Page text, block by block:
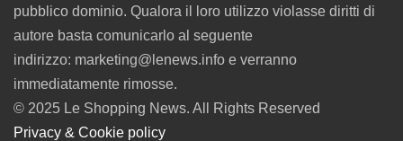
pubblico dominio. Qualora il loro utilizzo violasse diritti di
autore basta comunicarlo al seguente
indirizzo: marketing@lenews.info e verranno
immediatamente rimosse.
© 2025 Le Shopping News. All Rights Reserved
Privacy & Cookie policy